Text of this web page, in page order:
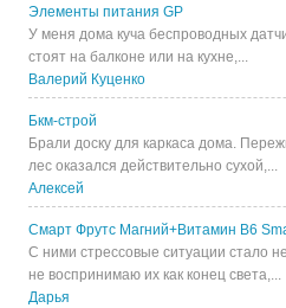
Элементы питания GP
У меня дома куча беспроводных
стоят на балконе или на кухне,...
Валерий Куценко
Бкм-строй
Брали доску для каркаса дома.
лес оказался действительно сухой,...
Алексей
Смарт Фрутс Магний+Витамин В6
С ними стрессовые ситуации стало
не воспринимаю их как конец света,...
Дарья